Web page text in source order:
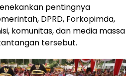
pentingnya
DPRD, Forkopimda,
komunitas, dan media massa
tersebut.